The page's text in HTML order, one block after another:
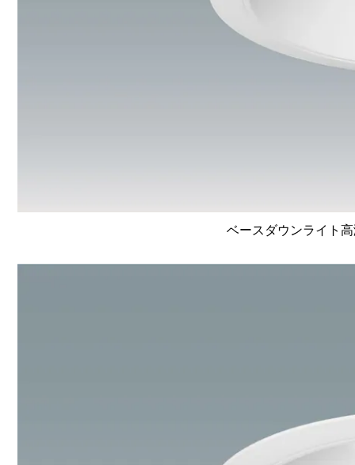
ベースダウンライト